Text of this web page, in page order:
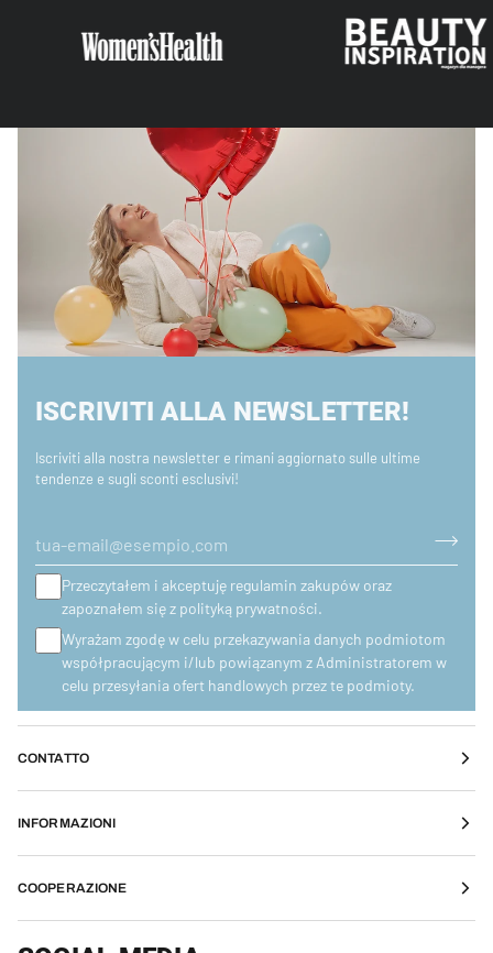
ISCRIVITI ALLA NEWSLETTER!
Iscriviti alla nostra newsletter e rimani aggiornato sulle ultime
tendenze e sugli sconti esclusivi!
Przeczytałem i akceptuję regulamin zakupów oraz
zapoznałem się z polityką prywatności.
Wyrażam zgodę w celu przekazywania danych podmiotom
współpracującym i/lub powiązanym z Administratorem w
celu przesyłania ofert handlowych przez te podmioty.
CONTATTO
INFORMAZIONI
COOPERAZIONE